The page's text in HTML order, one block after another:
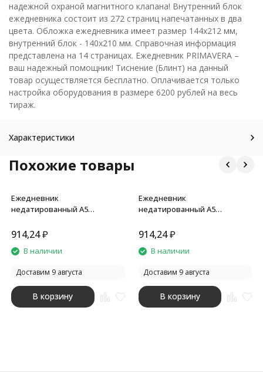
надежной охраной магнитного клапана! Внутренний блок
ежедневника состоит из 272 страниц напечатанных в два
цвета. Обложка ежедневника имеет размер 144х212 мм,
внутренний блок - 140х210 мм. Справочная информация
представлена на 14 страницах. Ежедневник PRIMAVERA –
ваш надежный помощник! Тиснение (Блинт) на данный
товар осуществляется бесплатно. Оплачивается только
настройка оборудования в размере 6200 рублей на весь
тираж.
Характеристики
Похожие товары
Ежедневник
недатированный А5
914,24₽
В наличии
Доставим 9 августа
В корзину
Ежедневник
недатированный А5
914,24 ₽
В наличии
Доставим 9 августа
В корзину